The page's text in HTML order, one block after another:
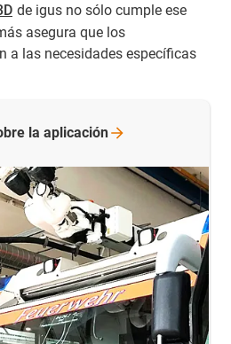
de igus no sólo cumple ese
asegura que los
a las necesidades específicas
la aplicación